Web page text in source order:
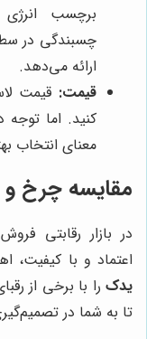
برچسب
چسبندگی در
ارائه می‌دهد.
قیمت: قیمت
کنید. اما
معنای انتخاب
مقایسه چرخ
در بازار رقابتی
اعتماد و با کیفیت،
یدک را با برخی از
تا به شما در